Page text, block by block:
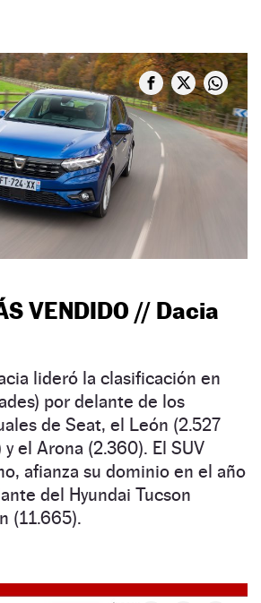
VENDIDO // Dacia
lideró la clasificación en
por delante de los
de Seat, el León (2.527
el Arona (2.360). El SUV
afianza su dominio en el año
del Hyundai Tucson
(11.665).